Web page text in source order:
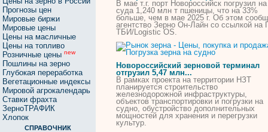
Прогнозы цен
Мировые биржи
Мировые цены
Цены на масличные
Цены на топливо
Розничные цены new
Пошлины на зерно
Глубокая переработка
Вегетационные индексы
Мировой агрокалендарь
Ставки фрахта
ЗерноТРАФИК
Хлопок
СПРАВОЧНИК
В мае т.г. порт Новороссийск погрузил на
суда 1,240 млн т пшеницы, что на33%
больше, чем в мае 2025 г. Об этом
агентство Зерно Он-Лайн со ссылкой на
ТБИ/Logistic OS.
Новороссийский зерновой терминал
отгрузил 5,47 млн...
В рамках проекта на территории НЗТ
планируется строительство
железнодорожной инфраструктуры,
объектов транспортировки ипогрузки на
судно, обустройство дополнительных
мощностей для хранения и перегрузки
культур.